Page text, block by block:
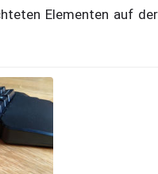
Elementen auf der